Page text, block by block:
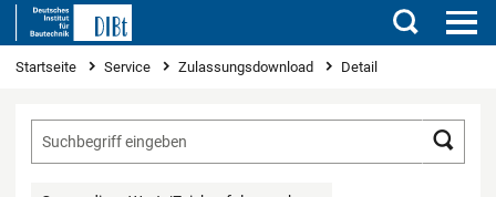
Suchen
Sie sind hier
Startseite Service Zulassungsdownload Detail